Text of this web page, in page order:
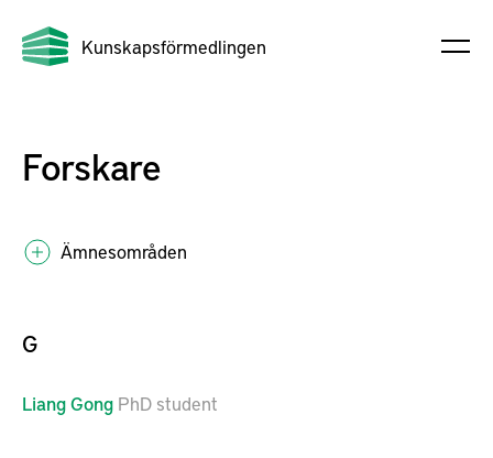
Kunskapsförmedlingen
Forskare
Ämnesområden
G
LiangGong PhD student